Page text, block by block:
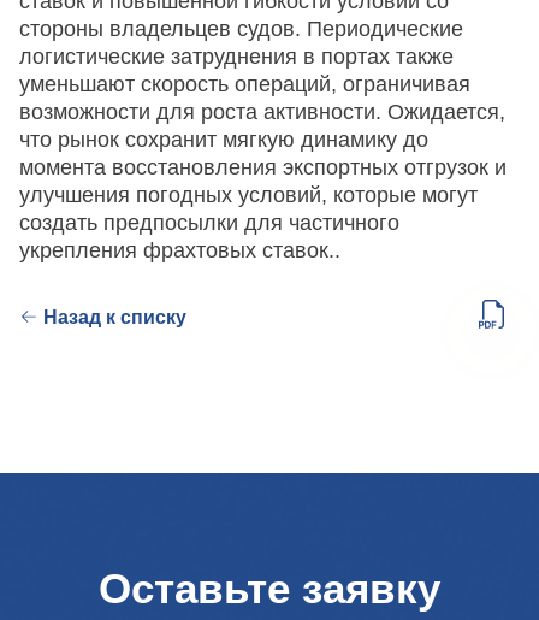
стороны владельцев судов. Периодические
логистические затруднения в портах также
уменьшают скорость операций, ограничивая
возможности для роста активности. Ожидается,
что рынок сохранит мягкую динамику до
момента восстановления экспортных отгрузок и
улучшения погодных условий, которые могут
создать предпосылки для частичного
укрепления фрахтовых ставок..
Назад к списку
Оставьте заявку